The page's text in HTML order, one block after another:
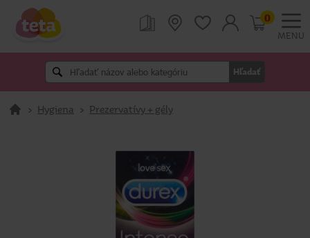
MENU
Hľadať
0
> Hygiena > Prezervatívy + gély